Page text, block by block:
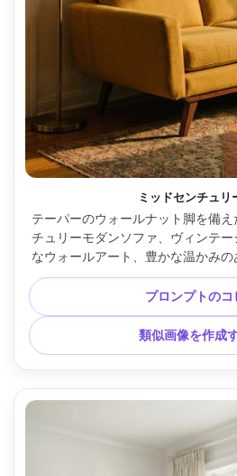
ミッドセンチュリ
テーパーのウォールナット脚を備
チュリーモダンソファ、ヴィンテ
なウォールアート、豊かな温かみの
後遅くの黄金色の光、四分の三角
ルムGFX 100Sで撮影、f/4、フォト
インテリア写真、フィル
プロンプトのコ
類似画像を作成